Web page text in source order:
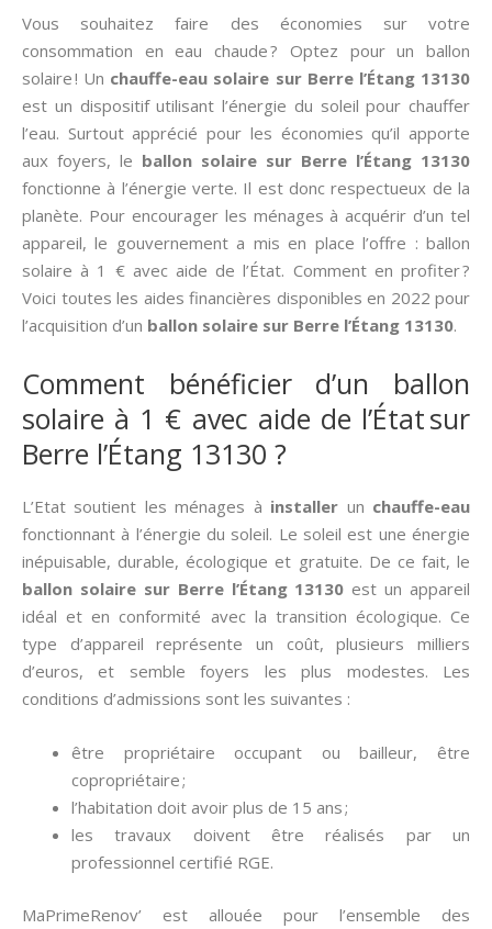
Vous souhaitez faire des économies sur votre
consommation en eau chaude ? Optez pour un ballon
solaire ! Un chauffe-eau solaire sur Berre l’Étang 13130
est un dispositif utilisant l’énergie du soleil pour chauffer
l’eau. Surtout apprécié pour les économies qu’il apporte
aux foyers, le ballon solaire sur Berre l’Étang 13130
fonctionne à l’énergie verte. Il est donc respectueux de la
planète. Pour encourager les ménages à acquérir d’un tel
appareil, le gouvernement a mis en place l’offre : ballon
solaire à 1 € avec aide de l’État. Comment en profiter ?
Voici toutes les aides financières disponibles en 2022 pour
l’acquisition d’un ballon solaire sur Berre l’Étang 13130.
Comment bénéficier d’un ballon
solaire à 1 € avec aide de l’État sur
Berre l’Étang 13130 ?
L’Etat soutient les ménages à installer un chauffe-eau
fonctionnant à l’énergie du soleil. Le soleil est une énergie
inépuisable, durable, écologique et gratuite. De ce fait, le
ballon solaire sur Berre l’Étang 13130 est un appareil
idéal et en conformité avec la transition écologique. Ce
type d’appareil représente un coût, plusieurs milliers
d’euros, et semble foyers les plus modestes. Les
conditions d’admissions sont les suivantes :
être propriétaire occupant ou bailleur, être
copropriétaire ;
l’habitation doit avoir plus de 15 ans ;
les travaux doivent être réalisés par un
professionnel certifié RGE.
MaPrimeRenov’ est allouée pour l’ensemble des